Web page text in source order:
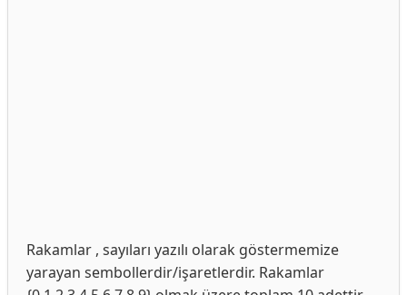
Rakamlar , sayıları yazılı olarak göstermemize
yarayan sembollerdir/işaretlerdir. Rakamlar